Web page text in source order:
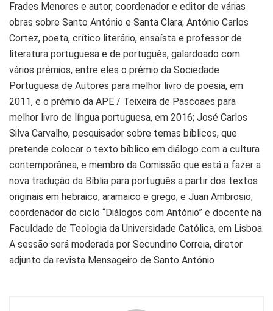
Frades Menores e autor, coordenador e editor de várias
obras sobre Santo António e Santa Clara; António Carlos
Cortez, poeta, crítico literário, ensaísta e professor de
literatura portuguesa e de português, galardoado com
vários prémios, entre eles o prémio da Sociedade
Portuguesa de Autores para melhor livro de poesia, em
2011, e o prémio da APE / Teixeira de Pascoaes para
melhor livro de língua portuguesa, em 2016; José Carlos
Silva Carvalho, pesquisador sobre temas bíblicos, que
pretende colocar o texto bíblico em diálogo com a cultura
contemporânea, e membro da Comissão que está a fazer a
nova tradução da Bíblia para português a partir dos textos
originais em hebraico, aramaico e grego; e Juan Ambrosio,
coordenador do ciclo “Diálogos com António” e docente na
Faculdade de Teologia da Universidade Católica, em Lisboa.
A sessão será moderada por Secundino Correia, diretor
adjunto da revista Mensageiro de Santo António